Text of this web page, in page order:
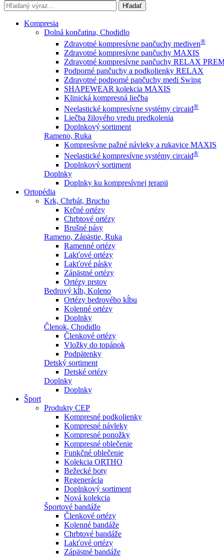
Hľadať
Kompresia
Dolná končatina, Chodidlo
Zdravotné kompresívne pančuchy mediven®
Zdravotné kompresívne pančuchy MAXIS
Zdravotné kompresívne pančuchy RELAX
Podporné pančuchy a podkolienky RELAX
Zdravotné podporné pančuchy medi Swing
SHAPEWEAR kolekcia MAXIS
Klinická kompresná liečba
Neelastické kompresívne systémy circaid®
Liečba žilového vredu predkolenia
Doplnkový sortiment
Rameno, Ruka
Kompresívne pažné návleky a rukavice MAXIS
Neelastické kompresívne systémy circaid®
Doplnkový sortiment
Doplnky
Doplnky ku kompresívnej terapii
Ortopédia
Krk, Chrbát, Brucho
Krčné ortézy
Chrbtové ortézy
Brušné pásy
Rameno, Zápästie, Ruka
Ramenné ortézy
Lakťové ortézy
Lakťové pásky
Zápästné ortézy
Ortézy prstov
Bedrový kĺb, Koleno
Ortézy bedrového kĺbu
Kolenné ortézy
Doplnky
Členok, Chodidlo
Členkové ortézy
Vložky do topánok
Podpätenky
Detský sortiment
Detské ortézy
Doplnky
Doplnky
Šport
Produkty CEP
Kompresné podkolienky
Kompresné návleky
Kompresné ponožky
Kompresné oblečenie
Funkčné oblečenie
Kolekcia ORTHO
Bežecké boty
Regenerácia
Doplnkový sortiment
Nová kolekcia
Športové bandáže
Členkové ortézy
Kolenné bandáže
Chrbtové bandáže
Lakťové ortézy
Zápästné bandáže